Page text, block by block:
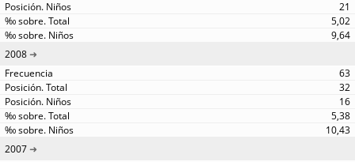
21
5,02
9,64
2008
63
32
16
5,38
10,43
2007